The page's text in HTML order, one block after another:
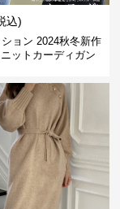
込)
ョン 2024秋冬新作
ットカーディガン